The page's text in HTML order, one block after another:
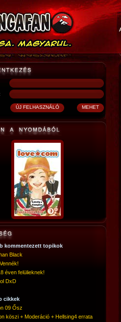
kommentezett topikok
Black
éven felülieknek!
DxD
cikkek
09 Ősz
köszi + Moderáció + Hellsing4 errata